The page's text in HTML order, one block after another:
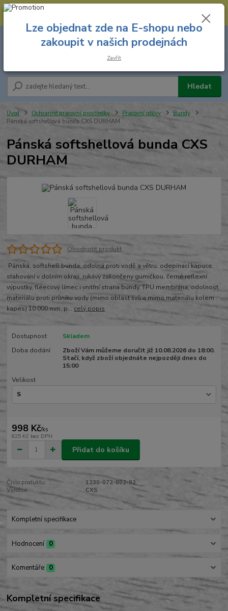
--- Spojovací materiál: 774 431 045 --- Prodejna nářadí: 731 449 423 --
Hledat
8.00 hod. - 16.00 hod.
za
Úvod Ochranné pracovní prostředky Pracovní oděvy
Bundy
Pánská softshellová bunda CXS DURHAM
Pánská softshellová bunda CXS
DURHAM
Ohodnotit produkt
Pánská, softshell bunda, odolná proti vodě a větru, odepínací kapuce,
stahování v dolním okraji, rukávy zakončeny gumičkou, černé reflexní
výpustky, fleecový límec i vnitřní strana bundy, TPU membrána, odolnost
materiálu proti průniku vody (mimo oblast švů a mimo materiálu kolem
kapes) 10 000 mm, p... celý popis
Dostupnost
Skladem
Doba dodání
Zboží Vám můžeme doručit již 10.08.2026 do 18:00.
Stačí, když zboží objednáte nejpozději dnes do
15:00
Velikost
998 Kč/ks
825 Kč bez DPH
Přidat do košíku
Číslo produktu:
1230-072-802-92
Výrobce:
CXS
Kompletní specifikace
Hodnocení 0
Komentáře 0
Kompletní specifikace
Lze objednat zde na E-shopu nebo
zakoupit v našich prodejnách
Zavřít